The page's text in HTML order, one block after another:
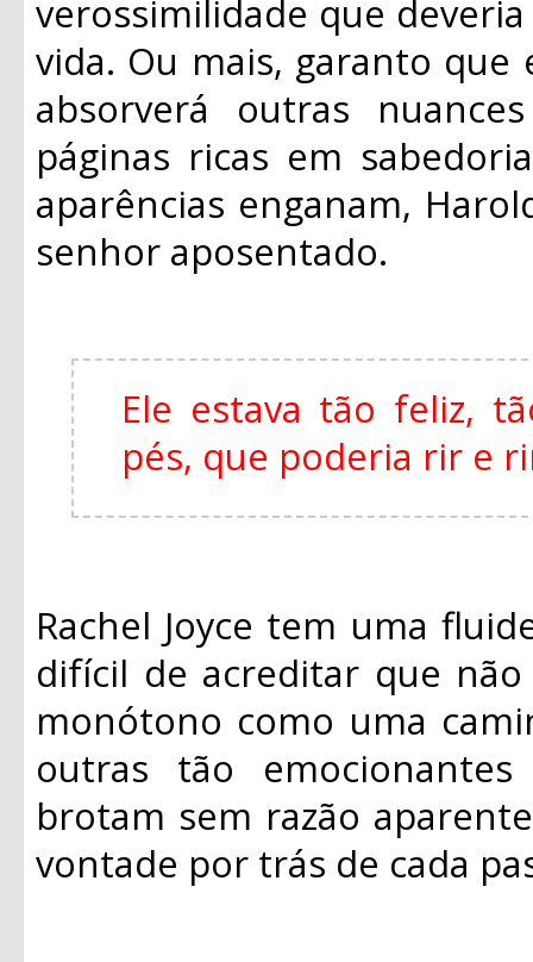
verossimilidade que
vida. Ou mais, garanto que
absorverá outras
páginas ricas em
aparências enganam,
senhor aposentado.
Ele estava tão feliz,
pés, que poderia rir e
Rachel Joyce tem uma
difícil de acreditar que
monótono como uma
outras tão
brotam sem razão
vontade por trás de cada